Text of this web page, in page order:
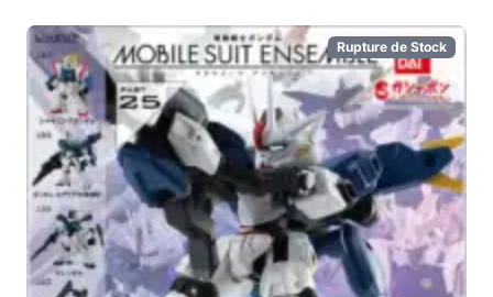
Rupture de Stock